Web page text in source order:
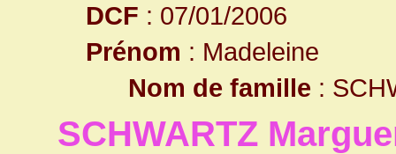
DCF : 07/01/2006
Prénom : Madeleine
Nom de famille :
SCHWARTZ